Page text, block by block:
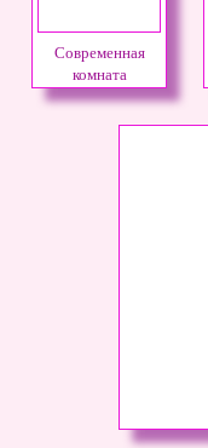
Современная
комната